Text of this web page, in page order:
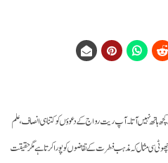
کچھ ہاتھ نہیں آتا۔ آپ ریت رواج کے دعوؤں کو کتنا ہی انصاف، علم
سی مثال کہ مذہب فطرت کے تقاضوں کو پورا کرتا ہے مگر حقیقت